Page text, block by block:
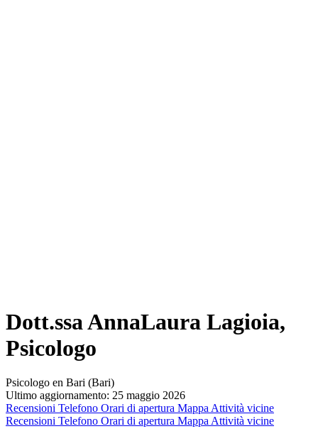
Dott.ssa AnnaLaura Lagioia,
Psicologo
Psicologo en Bari (Bari)
Ultimo aggiornamento: 25 maggio 2026
Recensioni Telefono Orari di apertura Mappa Attività vicine
Recensioni Telefono Orari di apertura Mappa Attività vicine